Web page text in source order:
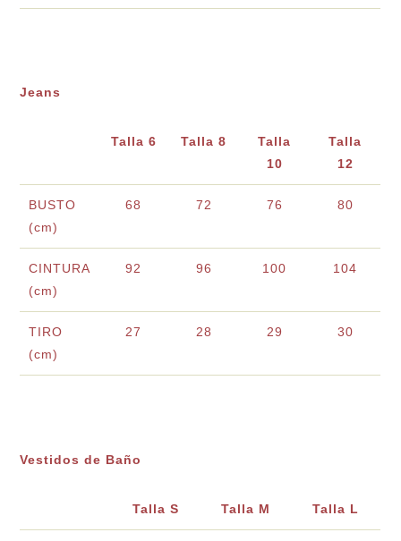
Jeans
Talla 6 Talla 8
Talla
10
Talla
12
BUSTO
(cm)
68 72 76 80
CINTURA
(cm)
92 96 100 104
TIRO
(cm)
27 28 29 30
Vestidos de Baño
Talla S Talla M Talla L